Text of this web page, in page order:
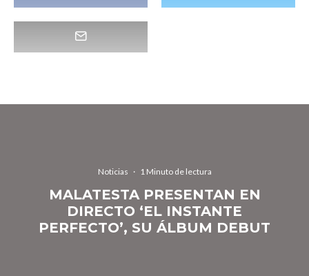
Noticias · 1 Minuto de lectura
MALATESTA PRESENTAN EN
DIRECTO ‘EL INSTANTE
PERFECTO’, SU ÁLBUM DEBUT